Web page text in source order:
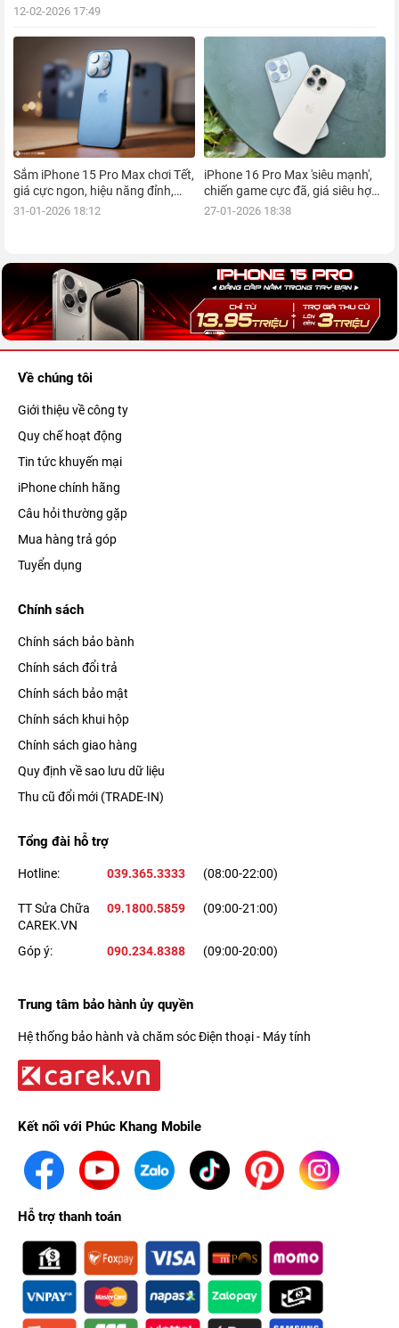
12-02-2026 17:49
Sắm iPhone 15 Pro Max chơi Tết,
giá cực ngon, hiệu năng đỉnh,
kèm nhiều ưu đãi, mua ngay!
31-01-2026 18:12
iPhone 16 Pro Max 'siêu mạnh',
chiến game cực đã, giá siêu hợp
lý, mua ngay!
27-01-2026 18:38
Về chúng tôi
Giới thiệu về công ty
Quy chế hoạt động
Tin tức khuyến mại
iPhone chính hãng
Câu hỏi thường gặp
Mua hàng trả góp
Tuyển dụng
Chính sách
Chính sách bảo bành
Chính sách đổi trả
Chính sách bảo mật
Chính sách khui hộp
Chính sách giao hàng
Quy định về sao lưu dữ liệu
Thu cũ đổi mới (TRADE-IN)
Tổng đài hỗ trợ
Hotline: 039.365.3333 (08:00-22:00)
TT Sửa Chữa
CAREK.VN
09.1800.5859 (09:00-21:00)
Góp ý: 090.234.8388 (09:00-20:00)
Trung tâm bảo hành ủy quyền
Hệ thống bảo hành và chăm sóc Điện thoại - Máy tính
Kết nối với Phúc Khang Mobile
Hỗ trợ thanh toán